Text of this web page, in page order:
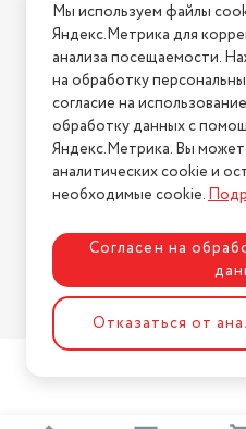
Условия
Нашли ошибку на
2026 © Интернет-магазин
Политика
Разработка
Мы используем файлы
Яндекс.Метрика для
анализа посещаемости.
на обработку
согласие на
обработку данных с
Яндекс.Метрика. Вы
аналитических cookie и
необходимые cookie.
Согласен на
Отказаться от